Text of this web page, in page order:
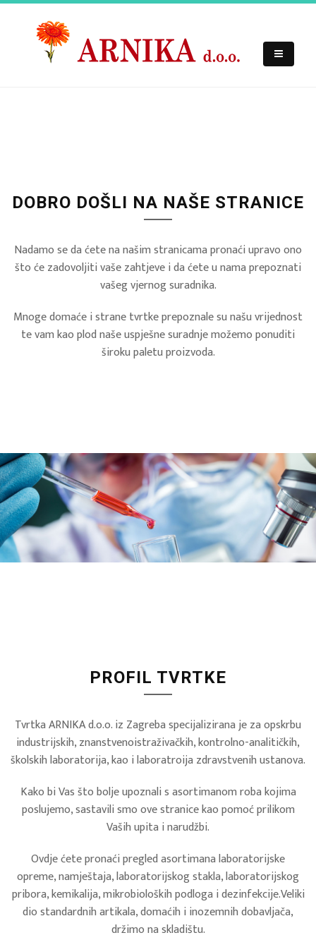
DOBRO DOŠLI NA NAŠE STRANICE
Nadamo se da ćete na našim stranicama pronaći upravo ono
što će zadovoljiti vaše zahtjeve i da ćete u nama prepoznati
vašeg vjernog suradnika.
Mnoge domaće i strane tvrtke prepoznale su našu vrijednost
te vam kao plod naše uspješne suradnje možemo ponuditi
široku paletu proizvoda.
PROFIL TVRTKE
Tvrtka ARNIKA d.o.o. iz Zagreba specijalizirana je za opskrbu
industrijskih, znanstvenoistraživačkih, kontrolno-analitičkih,
školskih laboratorija, kao i laboratroija zdravstvenih ustanova.
Kako bi Vas što bolje upoznali s asortimanom roba kojima
poslujemo, sastavili smo ove stranice kao pomoć prilikom
Vaših upita i narudžbi.
Ovdje ćete pronaći pregled asortimana laboratorijske
opreme, namještaja, laboratorijskog stakla, laboratorijskog
pribora, kemikalija, mikrobioloških podloga i dezinfekcije.Veliki
dio standardnih artikala, domaćih i inozemnih dobavljača,
držimo na skladištu.